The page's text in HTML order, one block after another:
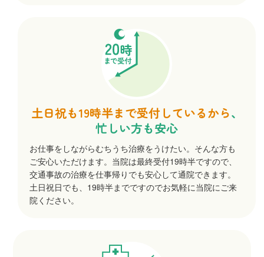
土日祝も19時半まで受付しているから、
忙しい方も安心
お仕事をしながらむちうち治療をうけたい。そんな方も
ご安心いただけます。当院は最終受付19時半ですので、
交通事故の治療を仕事帰りでも安心して通院できます。
土日祝日でも、19時半までですのでお気軽に当院にご来
院ください。